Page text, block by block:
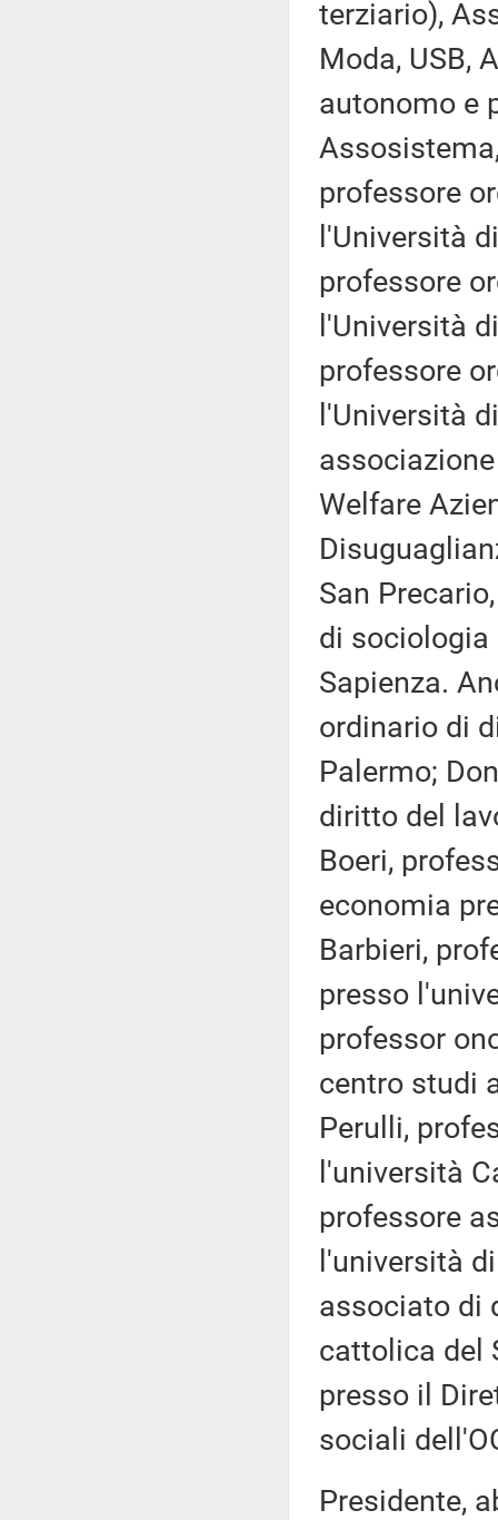
terziario),
Moda, USB,
autonomo e
professore
l'Università
professore
l'Università
professore
l'Università
Welfare
San
di sociologia
Sapienza.
ordinario di
Palermo;
diritto del
Boeri,
economia
Barbieri,
presso
professor
centro studi
Perulli,
l'università
professore
l'università
associato di
cattolica del
presso il
sociali
Presidente,